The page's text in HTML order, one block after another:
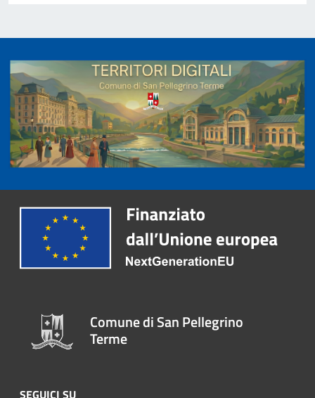
Comune di San Pellegrino
Terme
SEGUICI SU